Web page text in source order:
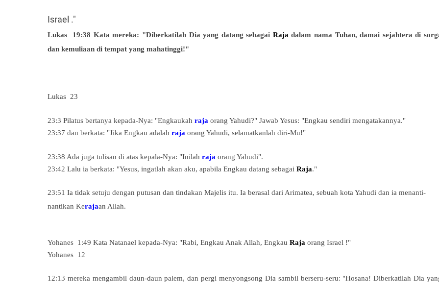
Israel ."
Lukas 19:38 Kata mereka: "Diberkatilah Dia yang datang sebagai Raja dalam nama Tuhan, damai sejahtera di
dan kemuliaan di tempat yang mahatinggi!"
Lukas 23
23:3 Pilatus bertanya kepada-Nya: "Engkaukah raja orang Yahudi?" Jawab Yesus: "Engkau sendiri mengatakannya."
23:37 dan berkata: "Jika Engkau adalah raja orang Yahudi, selamatkanlah diri-Mu!"
23:38 Ada juga tulisan di atas kepala-Nya: "Inilah raja orang Yahudi".
23:42 Lalu ia berkata: "Yesus, ingatlah akan aku, apabila Engkau datang sebagai Raja."
23:51 Ia tidak setuju dengan putusan dan tindakan Majelis itu. Ia berasal dari Arimatea, sebuah kota Yahudi dan ia menanti-
nantikan Kerajaan Allah.
Yohanes 1:49 Kata Natanael kepada-Nya: "Rabi, Engkau Anak Allah, Engkau Raja orang Israel !"
Yohanes 12
12:13 mereka mengambil daun-daun palem, dan pergi menyongsong Dia sambil berseru-seru: "Hosana! Diberkatilah Dia